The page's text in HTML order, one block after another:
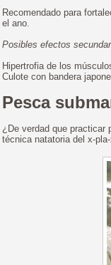
Recomendado para
el ano.
Posibles efectos
Hipertrofia de los
Culote con bandera
Pesca
¿De verdad que practicar
técnica natatoria del x-